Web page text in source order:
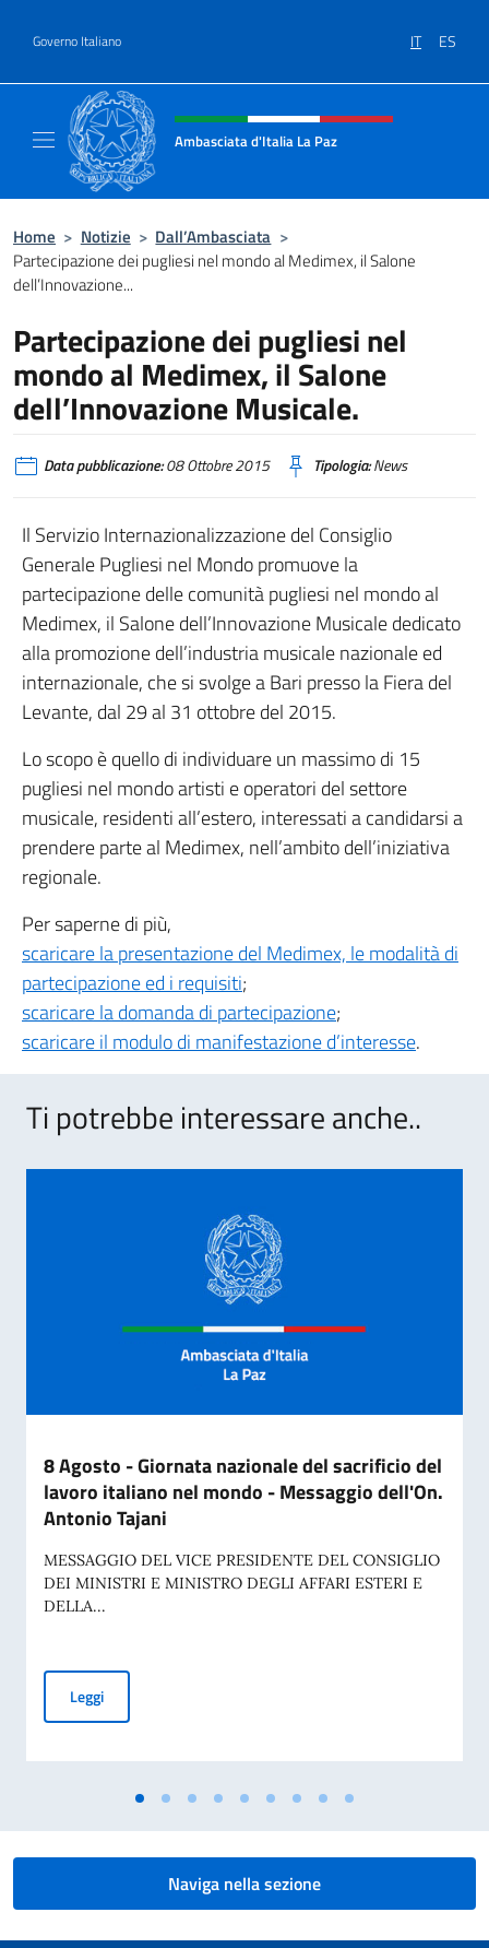
Governo Italiano IT ES
Intestazione sito, social e menù
Ambasciata d'Italia La Paz
Home > Notizie > Dall’Ambasciata >
Partecipazione dei pugliesi nel mondo al Medimex, il Salone
dell’Innovazione...
Partecipazione dei pugliesi nel
mondo al Medimex, il Salone
dell’Innovazione Musicale.
Data pubblicazione:08 Ottobre 2015 Tipologia:News
Il Servizio Internazionalizzazione del Consiglio
Generale Pugliesi nel Mondo promuove la
partecipazione delle comunità pugliesi nel mondo al
Medimex, il Salone dell’Innovazione Musicale dedicato
alla promozione dell’industria musicale nazionale ed
internazionale, che si svolge a Bari presso la Fiera del
Levante, dal 29 al 31 ottobre del 2015.
Lo scopo è quello di individuare un massimo di 15
pugliesi nel mondo artisti e operatori del settore
musicale, residenti all’estero, interessati a candidarsi a
prendere parte al Medimex, nell’ambito dell’iniziativa
regionale.
Per saperne di più,
scaricare la presentazione del Medimex, le modalità di
partecipazione ed i requisiti;
scaricare la domanda di partecipazione;
scaricare il modulo di manifestazione d’interesse.
Ti potrebbe interessare anche..
8 Agosto - Giornata nazionale del sacrificio del
lavoro italiano nel mondo - Messaggio dell'On.
Antonio Tajani
MESSAGGIO DEL VICE PRESIDENTE DEL CONSIGLIO
DEI MINISTRI E MINISTRO DEGLI AFFARI ESTERI E
DELLA...
Leggi8 Agosto - Giornata nazionale del sacrificio del lavoro
Naviga nella sezione